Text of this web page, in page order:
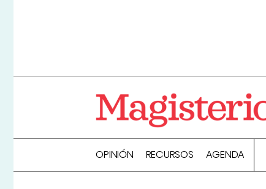
OPINIÓN RECURSOS AGENDA